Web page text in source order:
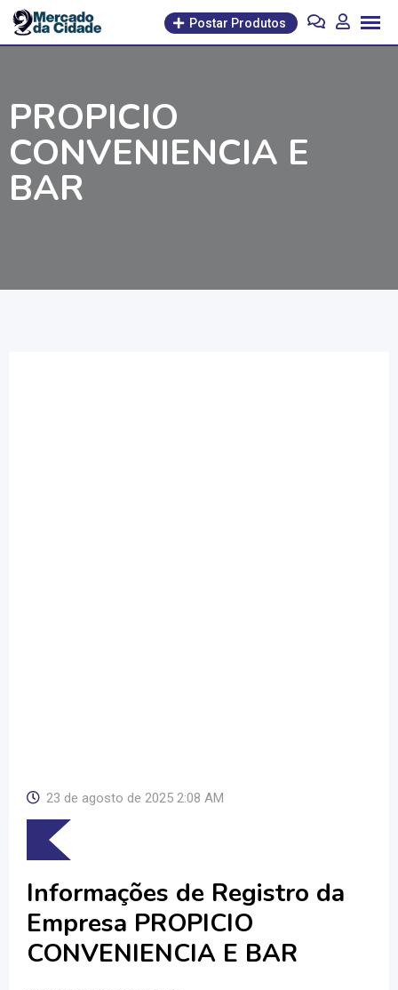
Pular
para
Postar Produtos
PROPICIO
CONVENIENCIA E
BAR
23 de agosto de 2025 2:08 AM
Informações de Registro da
Empresa PROPICIO
CONVENIENCIA E BAR